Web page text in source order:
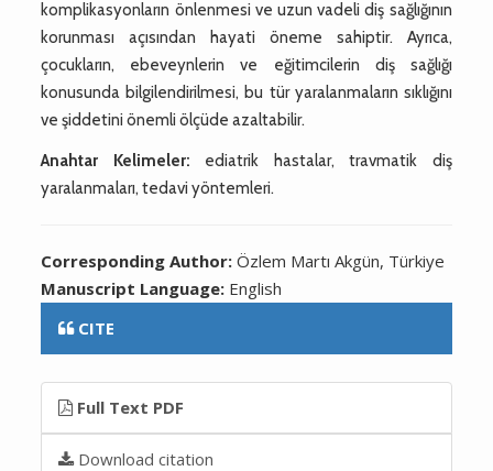
komplikasyonların önlenmesi ve uzun vadeli diş sağlığının
korunması açısından hayati öneme sahiptir. Ayrıca,
çocukların, ebeveynlerin ve eğitimcilerin diş sağlığı
konusunda bilgilendirilmesi, bu tür yaralanmaların sıklığını
ve şiddetini önemli ölçüde azaltabilir.
Anahtar Kelimeler: ediatrik hastalar, travmatik diş
yaralanmaları, tedavi yöntemleri.
Corresponding Author:Özlem Martı Akgün, Türkiye
Manuscript Language: English
CITE
Full Text PDF
Download citation